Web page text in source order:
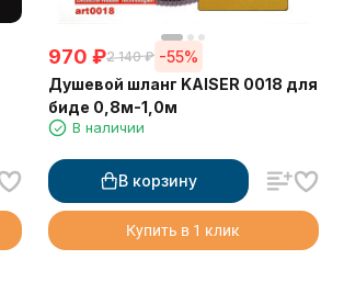
970 ₽2 140 ₽ -55%
Душевой шланг KAISER 0018 для
биде 0,8м-1,0м
В наличии
В корзину
Купить в 1 клик